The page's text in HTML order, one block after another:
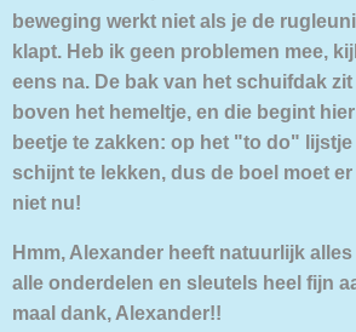
beweging werkt niet als je de
klapt. Heb ik geen problemen mee,
eens na. De bak van het schuifdak
boven het hemeltje, en die begint
beetje te zakken: op het "to do"
schijnt te lekken, dus de boel moet
niet nu!
Hmm, Alexander heeft natuurlijk
alle onderdelen en sleutels heel fijn
maal dank, Alexander!!